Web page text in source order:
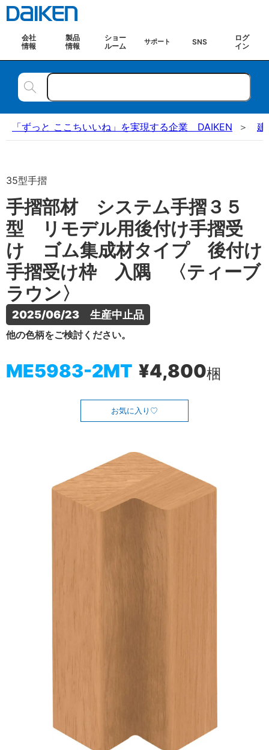
会社
情報
製品
情報
ショー
ルーム
サポート SNS
ログ
イン
「ずっと ここちいいね」を実現する企業 DAIKEN 建
35型手摺
手摺部材 システム手摺３５
型 リモデル用後付け手摺受
け ゴム集成材タイプ 後付け
手摺受け枠 入隅 〈ティーブ
ラウン〉
2025/06/23　生産中止品
他の色柄をご検討ください。
ME5983-2MT ¥4,800梱
お気に入り